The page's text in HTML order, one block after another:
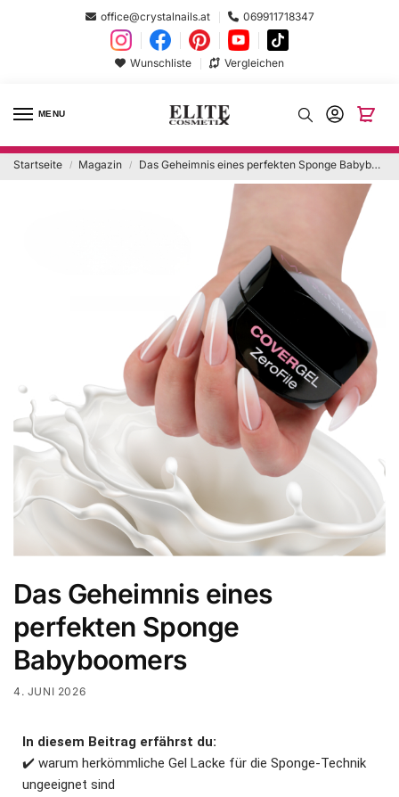
office@crystalnails.at 069911718347
Wunschliste Vergleichen
MENU
Startseite / Magazin / Das Geheimnis eines perfekten Sponge Babyboomers
Das Geheimnis eines
perfekten Sponge
Babyboomers
4. JUNI 2026
In diesem Beitrag erfährst du:
✔️ warum herkömmliche Gel Lacke für die Sponge-Technik
ungeeignet sind